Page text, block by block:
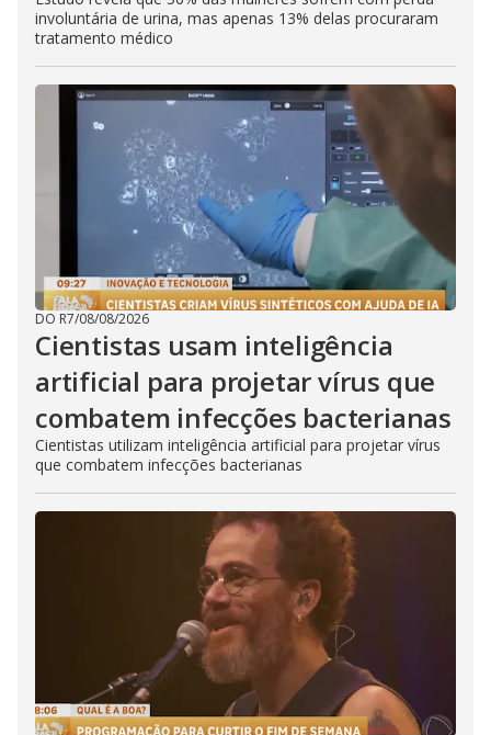
involuntária de urina, mas apenas 13% delas procuraram
tratamento médico
DO R7/08/08/2026
Cientistas usam inteligência
artificial para projetar vírus que
combatem infecções bacterianas
Cientistas utilizam inteligência artificial para projetar vírus
que combatem infecções bacterianas